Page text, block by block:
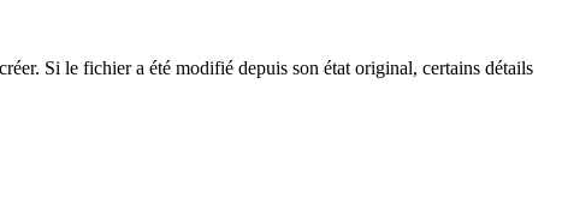
Si le fichier a été modifié depuis son état original, certains détails